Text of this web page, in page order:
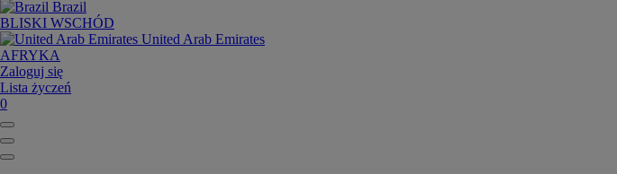
Brazil
BLISKI WSCHÓD
United Arab Emirates
AFRYKA
Zaloguj się
Lista życzeń
0